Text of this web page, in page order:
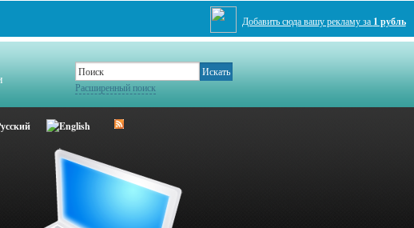
Добавить сюда вашу рекламу за 1 рубль
Расширенный поиск